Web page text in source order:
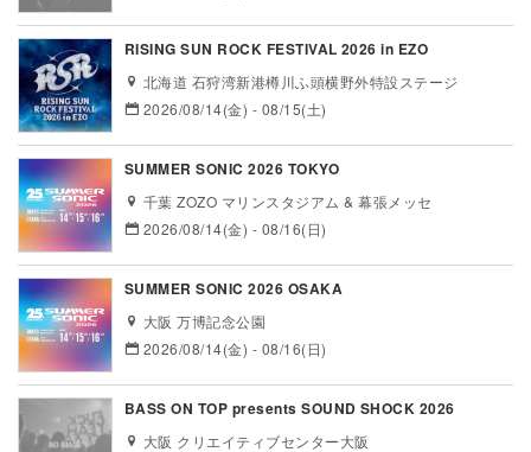
RISING SUN ROCK FESTIVAL 2026 in EZO
北海道 石狩湾新港樽川ふ頭横野外特設ステージ
2026/08/14(金) - 08/15(土)
SUMMER SONIC 2026 TOKYO
千葉 ZOZO マリンスタジアム & 幕張メッセ
2026/08/14(金) - 08/16(日)
SUMMER SONIC 2026 OSAKA
大阪 万博記念公園
2026/08/14(金) - 08/16(日)
BASS ON TOP presents SOUND SHOCK 2026
大阪 クリエイティブセンター大阪